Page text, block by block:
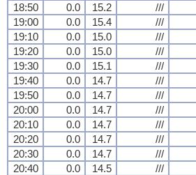
18:50
0.0 15.2 ///
19:00
0.0 15.4 ///
19:10
0.0 15.0 ///
19:20
0.0 15.0 ///
19:30
0.0 15.1 ///
19:40
0.0 14.7 ///
19:50
0.0 14.7 ///
20:00
0.0 14.7 ///
20:10
0.0 14.7 ///
20:20
0.0 14.7 ///
20:30
0.0 14.7 ///
20:40
0.0 14.5 ///